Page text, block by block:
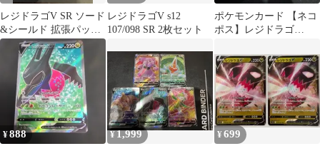
レジドラゴV SR ソード
&シールド 拡張パック
パラダイムトリガー キ
ラ 1…
レジドラゴV s12
107/098 SR 2枚セット
ポケモンカード 【ネコ
ポス】レジドラゴ
¥888 ¥1,999 ¥699